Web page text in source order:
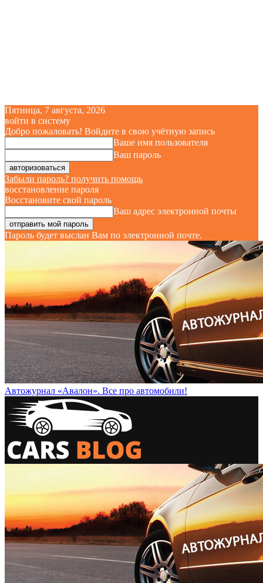
Пятница, 7 августа, 2026
войти в систему
Добро пожаловать! Войдите в свою учётную запись
Ваше имя пользователя
Ваш пароль
Забыли пароль? получить помощь
восстановление пароля
Восстановите свой пароль
Ваш адрес электронной почты
Пароль будет выслан Вам по электронной почте.
Автожурнал «Авалон». Все про автомобили!